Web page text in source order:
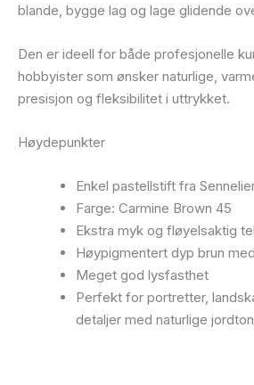
blande, bygge lag og lage glidende
Den er ideell for både profesjonelle
hobbyister som ønsker naturlige,
presisjon og fleksibilitet i uttrykket.
Høydepunkter
Enkel pastellstift fra
Farge: Carmine Brown 45
Ekstra myk og fløyelsaktig
Høypigmentert dyp brun
Meget god lysfasthet
Perfekt for portretter,
detaljer med naturlige